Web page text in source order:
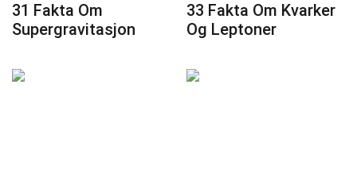
31 Fakta Om
Supergravitasjon
33 Fakta Om Kvarker
Og Leptoner